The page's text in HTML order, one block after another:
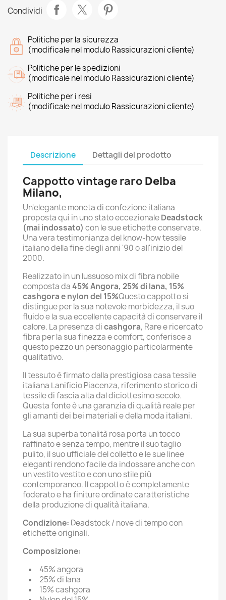
Condividi
Politiche per la sicurezza
(modificale nel modulo Rassicurazioni cliente)
Politiche per le spedizioni
(modificale nel modulo Rassicurazioni cliente)
Politiche per i resi
(modificale nel modulo Rassicurazioni cliente)
Descrizione Dettagli del prodotto
Cappotto vintage raro Delba
Milano,
Un'elegante moneta di confezione italiana
proposta qui in uno stato eccezionaleDeadstock
(mai indossato) con le sue etichette conservate.
Una vera testimonianza del know-how tessile
italiano della fine degli anni '90 o all'inizio del
2000.
Realizzato in un lussuoso mix di fibra nobile
composta da45% Angora, 25% di lana, 15%
cashgora e nylon del 15%Questo cappotto si
distingue per la sua notevole morbidezza, il suo
fluido e la sua eccellente capacità di conservare il
calore. La presenza dicashgora, Rare e ricercato
fibra per la sua finezza e comfort, conferisce a
questo pezzo un personaggio particolarmente
qualitativo.
Il tessuto è firmato dalla prestigiosa casa tessile
italiana Lanificio Piacenza, riferimento storico di
tessile di fascia alta dal diciottesimo secolo.
Questa fonte è una garanzia di qualità reale per
gli amanti dei bei materiali e della moda italiani.
La sua superba tonalità rosa porta un tocco
raffinato e senza tempo, mentre il suo taglio
pulito, il suo ufficiale del colletto e le sue linee
eleganti rendono facile da indossare anche con
un vestito vestito e con uno stile più
contemporaneo. Il cappotto è completamente
foderato e ha finiture ordinate caratteristiche
della produzione di qualità italiana.
Condizione: Deadstock / nove di tempo con
etichette originali.
Composizione:
45% angora
25% di lana
15% cashgora